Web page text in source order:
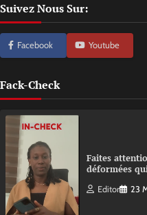
Suivez Nous Sur:
Facebook Youtube
Fack-Check
Faites
déformées
Editor 23